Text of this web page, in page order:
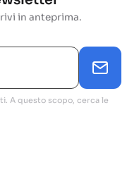
in anteprima.
A questo scopo, cerca le